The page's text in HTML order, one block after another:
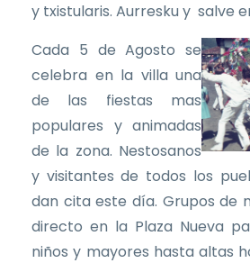
y txistularis. Aurresku y salve
Cada 5 de Agosto se
celebra en la villa una
de las fiestas mas
populares y animadas
de la zona. Nestosanos
y visitantes de todos los
dan cita este día. Grupos de
directo en la Plaza Nueva
niños y mayores hasta altas